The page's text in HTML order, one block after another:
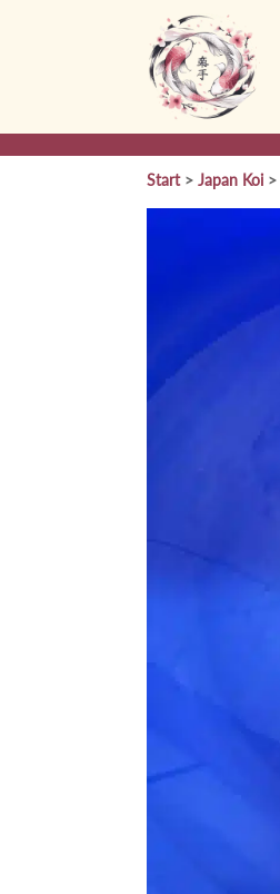
Start> Japan Koi >